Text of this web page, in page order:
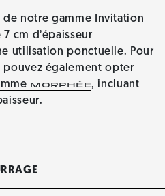
notre gamme Invitation
cm d’épaisseur
utilisation ponctuelle. Pour
également opter
Morphée, incluant